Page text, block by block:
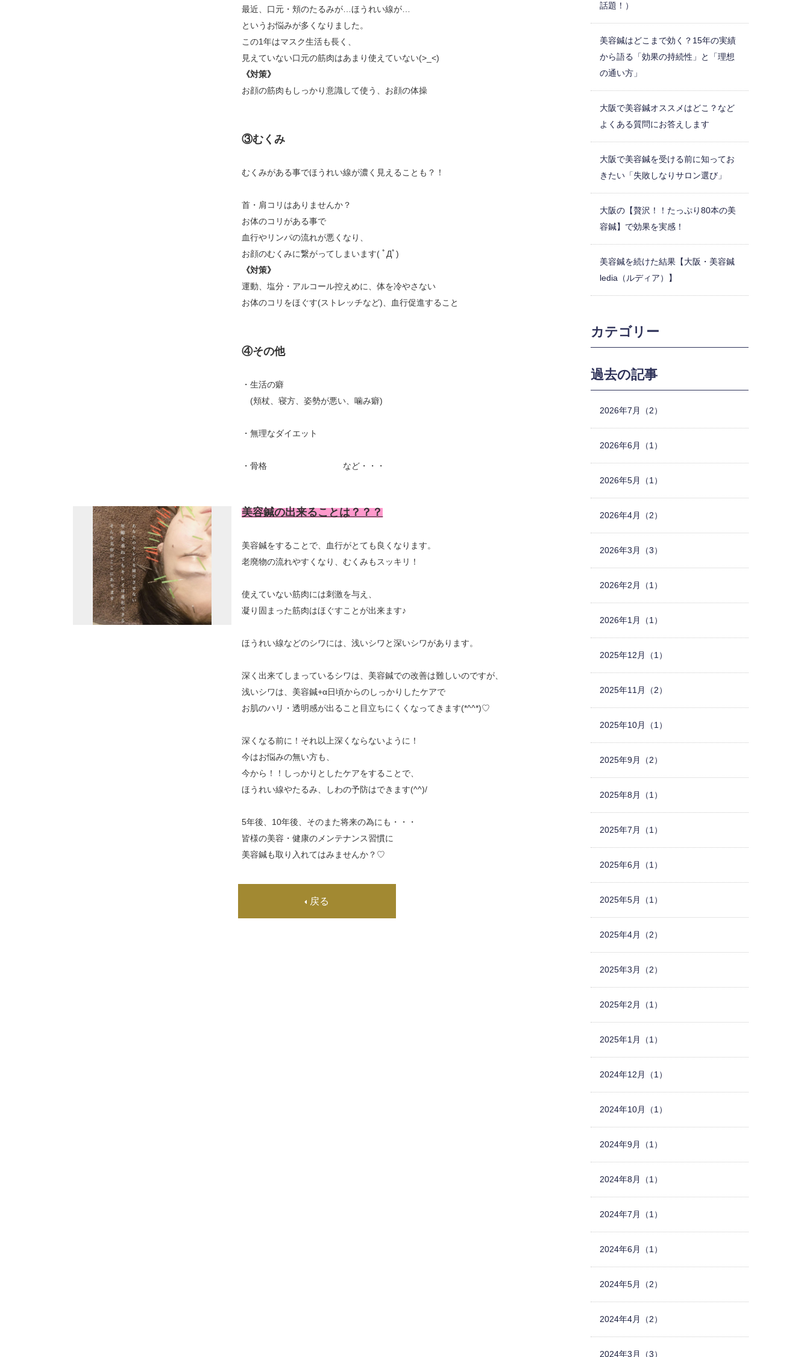
最近、口元・頬のたるみが…ほうれい線が…
というお悩みが多くなりました。
この1年はマスク生活も長く、
見えていない口元の筋肉はあまり使えていない(>_<)
《対策》
お顔の筋肉もしっかり意識して使う、お顔の体操
③むくみ
むくみがある事でほうれい線が濃く見えることも？！
首・肩コリはありませんか？
お体のコリがある事で
血行やリンパの流れが悪くなり、
お顔のむくみに繋がってしまいます( ﾟДﾟ)
《対策》
運動、塩分・アルコール控えめに、体を冷やさない
お体のコリをほぐす(ストレッチなど)、血行促進すること
④その他
・生活の癖
(頬杖、寝方、姿勢が悪い、噛み癖)
・無理なダイエット
・骨格 など・・・
美容鍼の出来ることは？？？
美容鍼をすることで、血行がとても良くなります。
老廃物の流れやすくなり、むくみもスッキリ！
使えていない筋肉には刺激を与え、
凝り固まった筋肉はほぐすことが出来ます♪
ほうれい線などのシワには、浅いシワと深いシワがあります。
深く出来てしまっているシワは、美容鍼での改善は難しいのですが、
浅いシワは、美容鍼+α日頃からのしっかりしたケアで
お肌のハリ・透明感が出ること目立ちにくくなってきます(*^^*)♡
深くなる前に！それ以上深くならないように！
今はお悩みの無い方も、
今から！！しっかりとしたケアをすることで、
ほうれい線やたるみ、しわの予防はできます(^^)/
5年後、10年後、そのまた将来の為にも・・・
皆様の美容・健康のメンテナンス習慣に
美容鍼も取り入れてはみませんか？♡
戻る
話題！）
美容鍼はどこまで効く？15年の実績
から語る「効果の持続性」と「理想
の通い方」
大阪で美容鍼オススメはどこ？など
よくある質問にお答えします
大阪で美容鍼を受ける前に知ってお
きたい「失敗しなりサロン選び」
大阪の【贅沢！！たっぷり80本の美
容鍼】で効果を実感！
美容鍼を続けた結果【大阪・美容鍼
ledia（ルディア）】
カテゴリー
過去の記事
2026年7月（2）
2026年6月（1）
2026年5月（1）
2026年4月（2）
2026年3月（3）
2026年2月（1）
2026年1月（1）
2025年12月（1）
2025年11月（2）
2025年10月（1）
2025年9月（2）
2025年8月（1）
2025年7月（1）
2025年6月（1）
2025年5月（1）
2025年4月（2）
2025年3月（2）
2025年2月（1）
2025年1月（1）
2024年12月（1）
2024年10月（1）
2024年9月（1）
2024年8月（1）
2024年7月（1）
2024年6月（1）
2024年5月（2）
2024年4月（2）
2024年3月（3）